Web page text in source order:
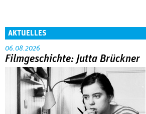
AKTUELLES
06.08.2026
Filmgeschichte: Jutta Brückner